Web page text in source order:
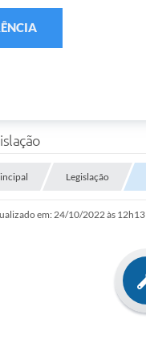
Legislação
em: 24/10/2022 às 12h13